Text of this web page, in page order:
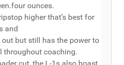
ounces.
higher that’s best for
and
but still has the power to
throughout coaching.